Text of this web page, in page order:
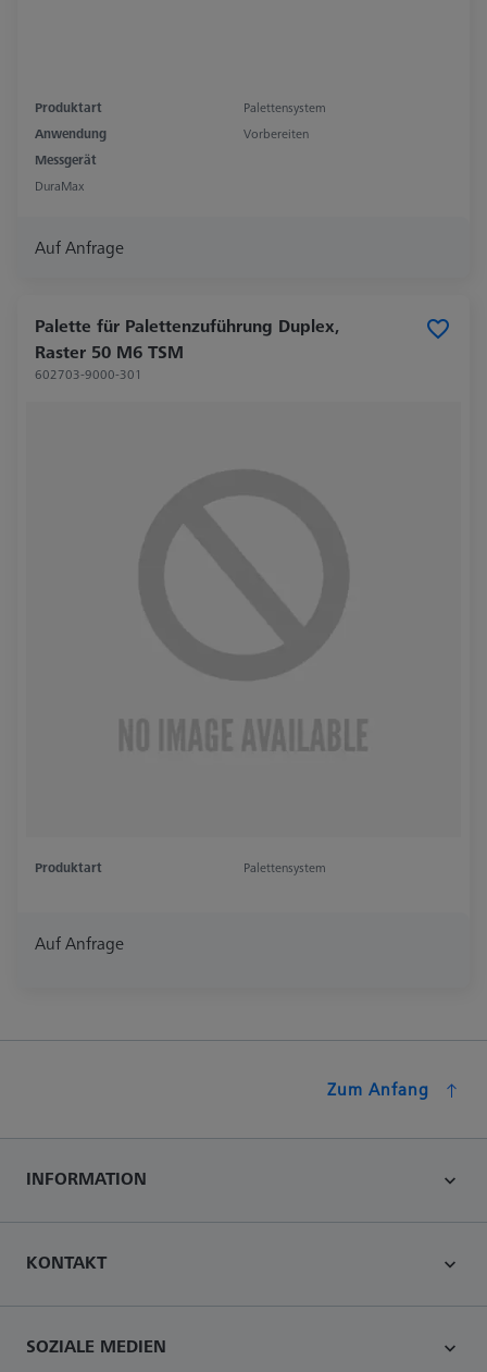
Produktart
Palettensystem
Anwendung
Vorbereiten
Messgerät
DuraMax
Auf Anfrage
Palette für Palettenzuführung Duplex,
Raster 50 M6 TSM
602703-9000-301
Produktart Palettensystem
Auf Anfrage
Zum Anfang
INFORMATION
KONTAKT
SOZIALE MEDIEN